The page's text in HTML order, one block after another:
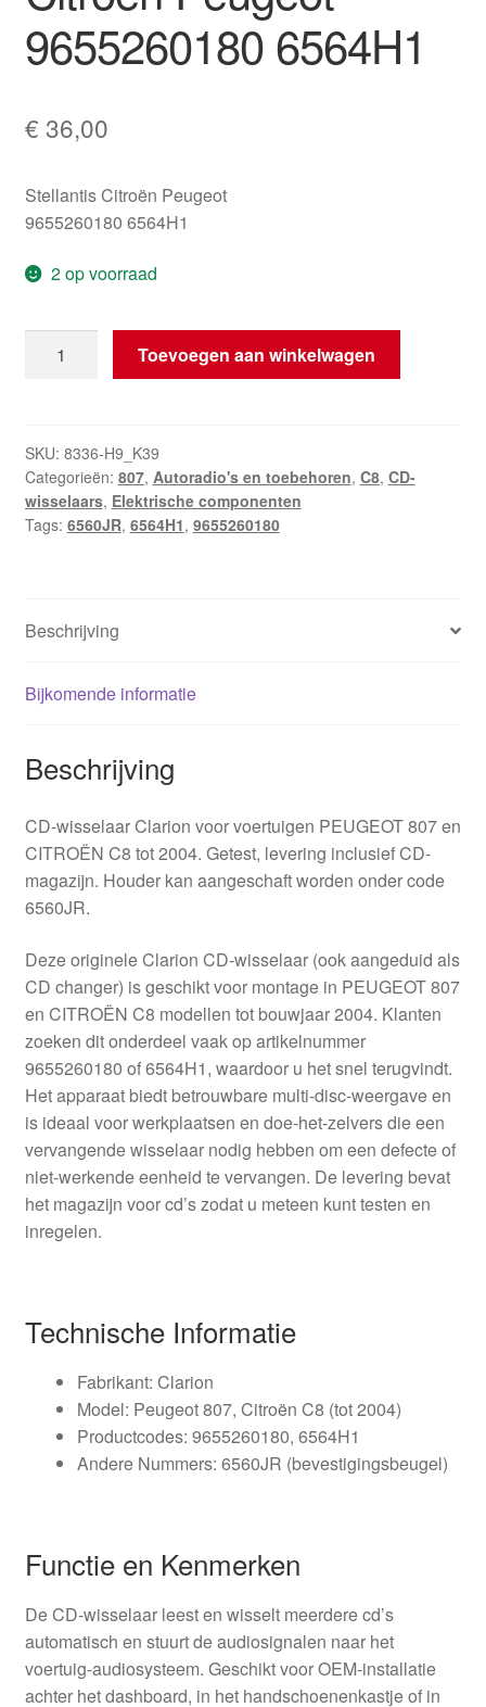
9655260180 6564H1
€ 36,00
Stellantis Citroën Peugeot
9655260180 6564H1
2 op voorraad
wisselaar
Peugeot
9655260180
6564H1
aantal
Toevoegen aan winkelwagen
SKU: 8336-H9_K39
Categorieën: 807, Autoradio's en toebehoren, C8, CD-
wisselaars, Elektrische componenten
Tags: 6560JR, 6564H1, 9655260180
Beschrijving
Bijkomende informatie
Beschrijving
CD-wisselaar Clarion voor voertuigen PEUGEOT 807 en
CITROËN C8 tot 2004. Getest, levering inclusief CD-
magazijn. Houder kan aangeschaft worden onder code
6560JR.
Deze originele Clarion CD-wisselaar (ook aangeduid als
CD changer) is geschikt voor montage in PEUGEOT 807
en CITROËN C8 modellen tot bouwjaar 2004. Klanten
zoeken dit onderdeel vaak op artikelnummer
9655260180 of 6564H1, waardoor u het snel terugvindt.
Het apparaat biedt betrouwbare multi-disc-weergave en
is ideaal voor werkplaatsen en doe-het-zelvers die een
vervangende wisselaar nodig hebben om een defecte of
niet-werkende eenheid te vervangen. De levering bevat
het magazijn voor cd’s zodat u meteen kunt testen en
inregelen.
Technische Informatie
Fabrikant: Clarion
Model: Peugeot 807, Citroën C8 (tot 2004)
Productcodes: 9655260180, 6564H1
Andere Nummers: 6560JR (bevestigingsbeugel)
Functie en Kenmerken
De CD-wisselaar leest en wisselt meerdere cd’s
automatisch en stuurt de audiosignalen naar het
voertuig-audiosysteem. Geschikt voor OEM-installatie
achter het dashboard, in het handschoenenkastje of in